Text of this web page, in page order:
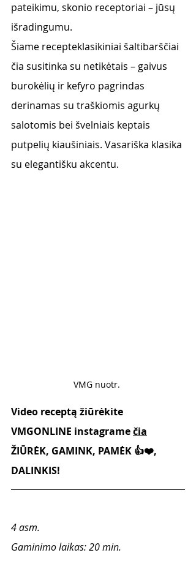
pateikimu, skonio receptoriai – jūsų
išradingumu.
Šiame recepteklasikiniai šaltibarščiai
čia susitinka su netikėtais – gaivus
burokėlių ir kefyro pagrindas
derinamas su traškiomis agurkų
salotomis bei švelniais keptais
putpelių kiaušiniais. Vasariška klasika
su elegantišku akcentu.
VMG nuotr.
Video receptą žiūrėkite
VMGONLINE instagrame čia
ŽIŪRĖK, GAMINK, PAMĖK 👍❤️,
DALINKIS!
4 asm.
Gaminimo laikas: 20 min.